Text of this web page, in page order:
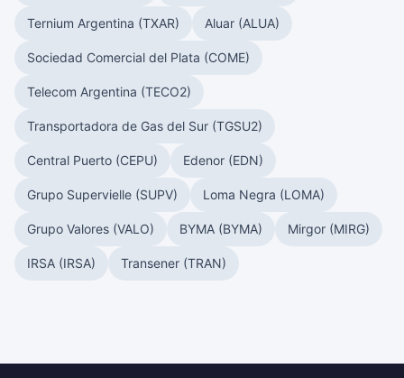
Ternium Argentina (TXAR) Aluar (ALUA)
Sociedad Comercial del Plata (COME)
Telecom Argentina (TECO2)
Transportadora de Gas del Sur (TGSU2)
Central Puerto (CEPU) Edenor (EDN)
Grupo Supervielle (SUPV) Loma Negra (LOMA)
Grupo Valores (VALO) BYMA (BYMA) Mirgor (MIRG)
IRSA (IRSA) Transener (TRAN)